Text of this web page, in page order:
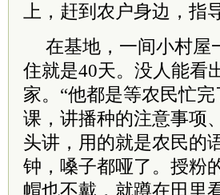
上，赶到农户身边，指
在基地，一间小村屋
住就是40天。没人能看
家。“他都是等农民忙
课，讲播种的注意事项
头讲，用的就是农民的
钟，嗓子都哑了。授粉
帽也不戴，就蹲在田里